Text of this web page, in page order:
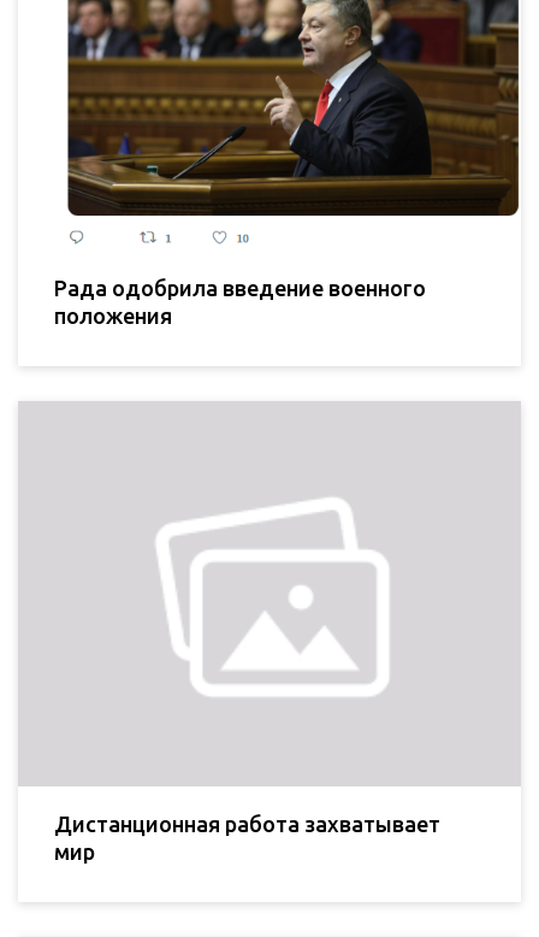
Рада одобрила введение военного
положения
Дистанционная работа захватывает
мир